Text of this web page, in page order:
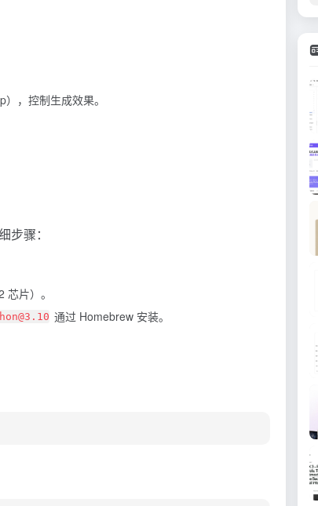
，控制生成效果。
骤：
片）。
通过 Homebrew 安装。